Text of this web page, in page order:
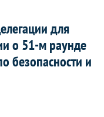
для
о 51-м раунде
безопасности и